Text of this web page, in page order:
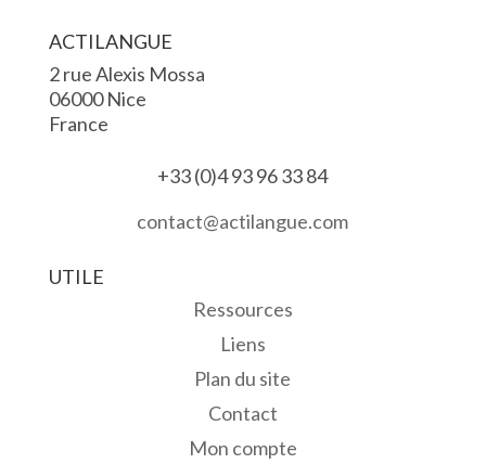
ACTILANGUE
2 rue Alexis Mossa
06000 Nice
France
+33 (0)4 93 96 33 84
contact@actilangue.com
UTILE
Ressources
Liens
Plan du site
Contact
Mon compte